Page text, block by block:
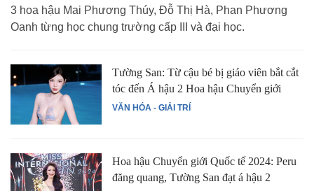
3 hoa hậu Mai Phương Thúy, Đỗ Thị Hà, Phan Phương
Oanh từng học chung trường cấp III và đại học.
VĂN HÓA - GIẢI TRÍ
Tường San: Từ cậu bé bị giáo viên bắt cắt
tóc đến Á hậu 2 Hoa hậu Chuyển giới
Hoa hậu Chuyển giới Quốc tế 2024: Peru
đăng quang, Tường San đạt á hậu 2